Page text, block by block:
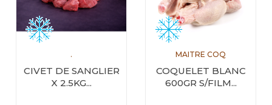
.
CIVET DE SANGLIER
X 2.5KG...
MAITRE COQ
COQUELET BLANC
600GR S/FILM...